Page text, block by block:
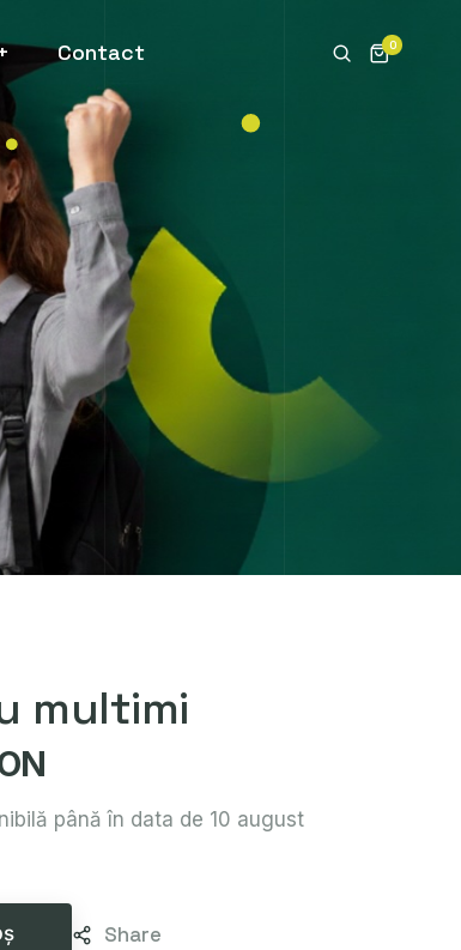
Contact 0
multimi
până în data de 10 august
Share